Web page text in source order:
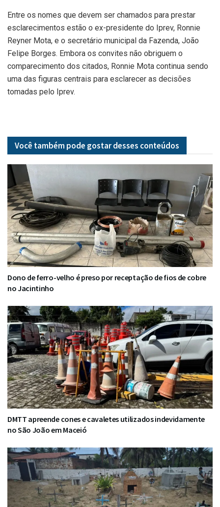
Entre os nomes que devem ser chamados para prestar
esclarecimentos estão o ex-presidente do Iprev, Ronnie
Reyner Mota, e o secretário municipal da Fazenda, João
Felipe Borges. Embora os convites não obriguem o
comparecimento dos citados, Ronnie Mota continua sendo
uma das figuras centrais para esclarecer as decisões
tomadas pelo Iprev.
Você também pode gostar desses conteúdos
Dono de ferro-velho é preso por receptação de fios de cobre
no Jacintinho
DMTT apreende cones e cavaletes utilizados indevidamente
no São João em Maceió